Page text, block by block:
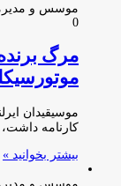
موسس و
0
مرگ
موسیقیدان
کارنامه داشت، در ۵۶ سالگی درگذشت. به گزارش
بیشتر بخوانید »